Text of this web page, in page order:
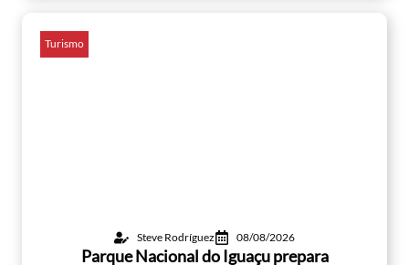
Turismo
Steve Rodríguez 08/08/2026
Parque Nacional do Iguaçu prepara